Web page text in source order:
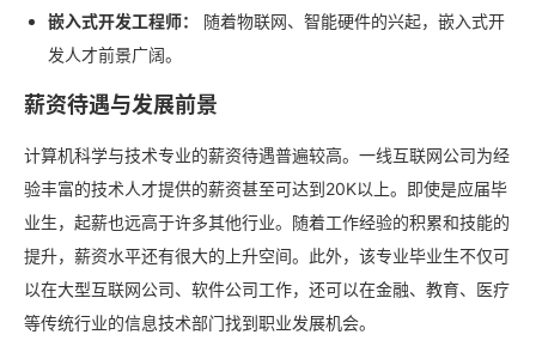
嵌入式开发工程师：
随着物联网、智能硬件的兴起，嵌入式开
发人才前景广阔。
薪资待遇与发展前景
计算机科学与技术专业的薪资待遇普遍较高。一线互联网公司为经
验丰富的技术人才提供的薪资甚至可达到20K以上。即使是应届毕
业生，起薪也远高于许多其他行业。随着工作经验的积累和技能的
提升，薪资水平还有很大的上升空间。此外，该专业毕业生不仅可
以在大型互联网公司、软件公司工作，还可以在金融、教育、医疗
等传统行业的信息技术部门找到职业发展机会。